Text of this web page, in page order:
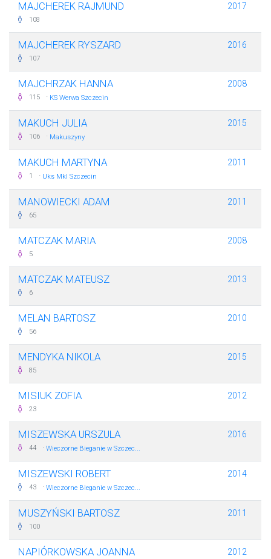
MAJCHEREK RAJMUND
108
2017
MAJCHEREK RYSZARD
107
2016
MAJCHRZAK HANNA
115 · KS Werwa Szczecin
2008
MAKUCH JULIA
106 · Makuszyny
2015
MAKUCH MARTYNA
1 · Uks Mkl Szczecin
2011
MANOWIECKI ADAM
65
2011
MATCZAK MARIA
5
2008
MATCZAK MATEUSZ
6
2013
MELAN BARTOSZ
56
2010
MENDYKA NIKOLA
85
2015
MISIUK ZOFIA
23
2012
MISZEWSKA URSZULA
44 · Wieczorne Bieganie w Szczec...
2016
MISZEWSKI ROBERT
43 · Wieczorne Bieganie w Szczec...
2014
MUSZYŃSKI BARTOSZ
100
2011
NAPIÓRKOWSKA JOANNA 2012